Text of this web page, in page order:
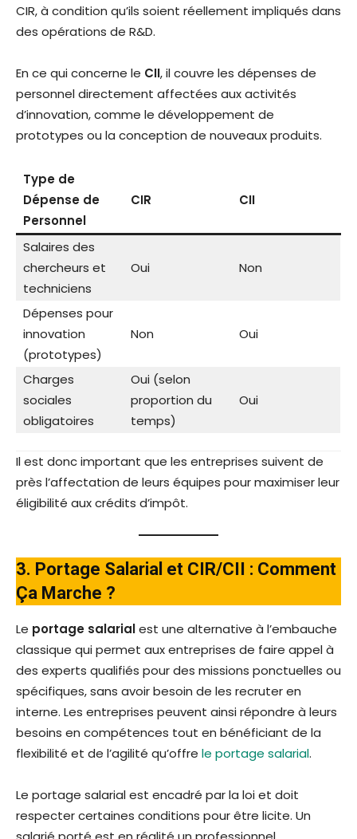
CIR, à condition qu’ils soient réellement impliqués dans
des opérations de R&D.
En ce qui concerne le CII, il couvre les dépenses de
personnel directement affectées aux activités
d’innovation, comme le développement de
prototypes ou la conception de nouveaux produits.
Type de
Dépense de
Personnel
CIR CII
Salaires des
chercheurs et
techniciens
Oui Non
Dépenses pour
innovation
(prototypes)
Non Oui
Charges
sociales
obligatoires
Oui (selon
proportion du
temps)
Oui
Il est donc important que les entreprises suivent de
près l’affectation de leurs équipes pour maximiser leur
éligibilité aux crédits d’impôt.
3. Portage Salarial et CIR/CII : Comment
Ça Marche ?
Le portage salarialest une alternative à l’embauche
classique qui permet aux entreprises de faire appel à
des experts qualifiés pour des missions ponctuelles ou
spécifiques, sans avoir besoin de les recruter en
interne. Les entreprises peuvent ainsi répondre à leurs
besoins en compétences tout en bénéficiant de la
flexibilité et de l’agilité qu’offre le portage salarial.
Le portage salarial est encadré par la loi et doit
respecter certaines conditions pour être licite. Un